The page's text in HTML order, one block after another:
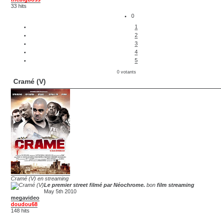
33 hits
0
1
2
3
4
5
0 votants
Cramé (V)
Cramé (V) en streaming
Le premier street filmé par Néochrome. bon film streaming
May 5th 2010
megavideo
doudou68
148 hits